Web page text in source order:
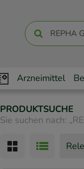
Arzneimittel
PRODUKTSUCHE
Sie suchen nach: „